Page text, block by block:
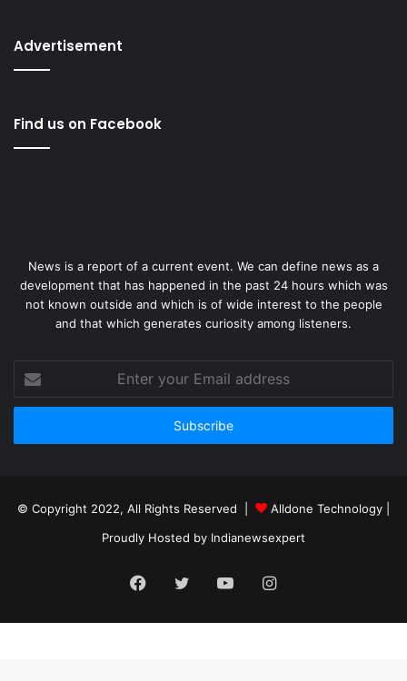
Advertisement
Find us on Facebook
News is a report of a current event. We can define news as a
development that has happened in the past 24 hours which was
not known outside and which is of wide interest to the people
and that which generates curiosity among listeners.
your
Email
© Copyright 2022, All Rights Reserved | Alldone Technology
Proudly Hosted by Indianewsexpert
Facebook
Twitter YouTubeInstagram